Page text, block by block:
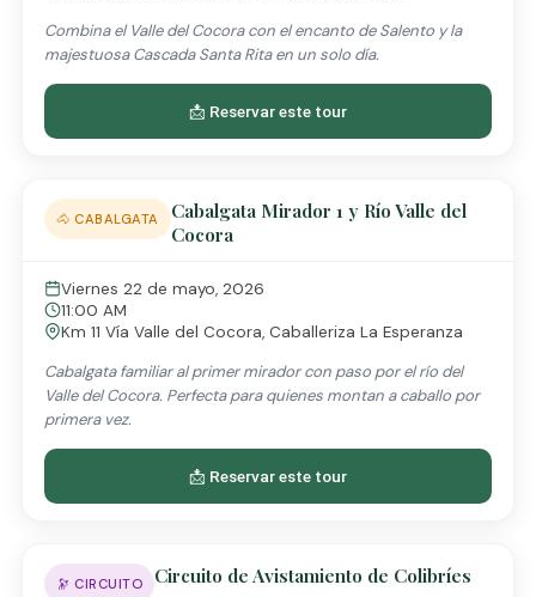
Combina el Valle del Cocora con el encanto de Salento y la
majestuosa Cascada Santa Rita en un solo día.
📩 Reservar este tour
🐴 CABALGATA
Cabalgata Mirador 1 y Río Valle del
Cocora
Viernes 22 de mayo, 2026
11:00 AM
Km 11 Vía Valle del Cocora, Caballeriza La Esperanza
Cabalgata familiar al primer mirador con paso por el río del
Valle del Cocora. Perfecta para quienes montan a caballo por
primera vez.
📩 Reservar este tour
🔭 CIRCUITO Circuito de Avistamiento de Colibríes